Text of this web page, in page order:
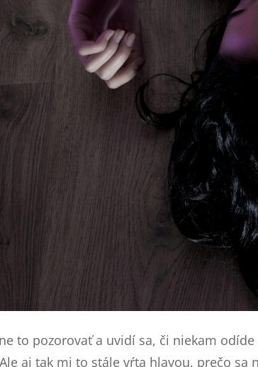
to pozorovať a uvidí sa, či niekam
aj tak mi to stále vŕta hlavou, prečo